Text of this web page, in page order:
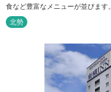
食など豊富なメニューが並びます。
北勢